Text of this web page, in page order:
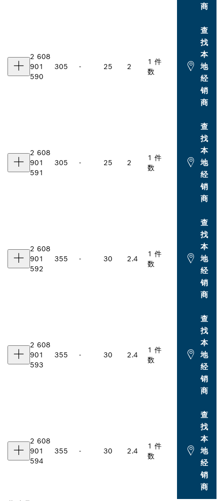
商
2 608
901
590
305 - 25 2
1 件
数
查
找
本
地
经
销
商
2 608
901
591
305 - 25 2
1 件
数
查
找
本
地
经
销
商
2 608
901
592
355 - 30 2.4
1 件
数
查
找
本
地
经
销
商
2 608
901
593
355 - 30 2.4
1 件
数
查
找
本
地
经
销
商
2 608
901
594
355 - 30 2.4
1 件
数
查
找
本
地
经
销
商